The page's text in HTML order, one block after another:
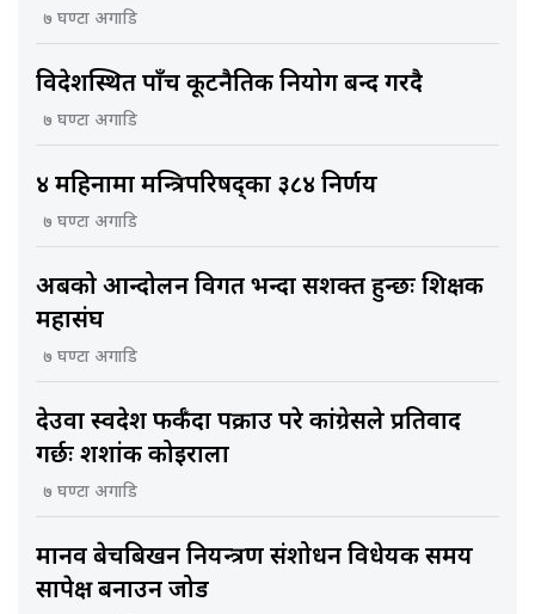
७ घण्टा अगाडि
विदेशस्थित पाँच कूटनैतिक नियोग बन्द गरिँदै
७ घण्टा अगाडि
४ महिनामा मन्त्रिपरिषद्का ३८४ निर्णय
७ घण्टा अगाडि
अबको आन्दोलन विगत भन्दा सशक्त हुन्छः शिक्षक
महासंघ
७ घण्टा अगाडि
देउवा स्वदेश फर्कँदा पक्राउ परे कांग्रेसले प्रतिवाद
गर्छः शशांक कोइराला
७ घण्टा अगाडि
मानव बेचबिखन नियन्त्रण संशोधन विधेयक समय
सापेक्ष बनाउन जोड